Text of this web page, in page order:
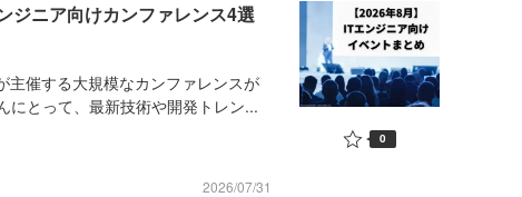
ジニア向けカンファレンス4選
催する大規模なカンファレンスが
にとって、最新技術や開発トレン...
2026/07/31
0